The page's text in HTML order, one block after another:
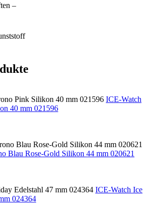
–
ICE-Watch
40 mm 021596
Blau Rose-Gold Silikon 44 mm 020621
ICE-Watch Ice
024364